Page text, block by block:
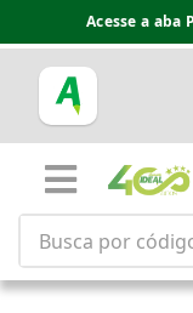
Acesse a aba